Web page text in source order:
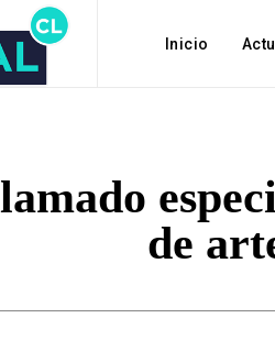
Inicio
de